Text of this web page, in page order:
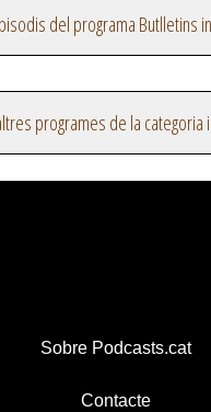
programes de la categoria
Sobre Podcasts.cat
Contacte